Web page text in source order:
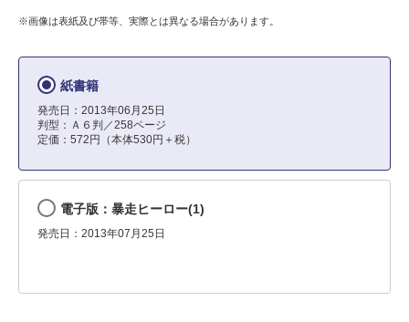
※画像は表紙及び帯等、実際とは異なる場合があります。
紙書籍
発売日：2013年06月25日
判型：Ａ６判／258ページ
定価：572円（本体530円＋税）
電子版：暴走ヒーロー(1)
発売日：2013年07月25日